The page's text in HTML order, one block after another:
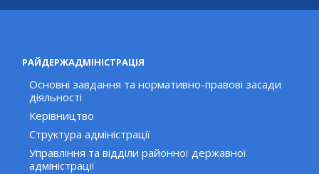
РАЙДЕРЖАДМІНІСТРАЦІЯ
Основні завдання та нормативно-правові засади
діяльності
Керівництво
Структура адміністрації
Управління та відділи районної державної
адміністрації